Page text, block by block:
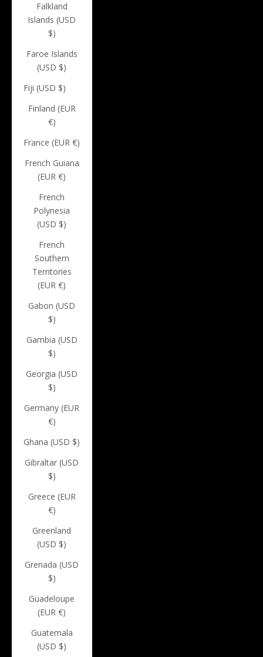
Falkland
Islands (USD
$)
Faroe Islands
(USD $)
Fiji (USD $)
Finland (EUR
€)
France (EUR €)
French Guiana
(EUR €)
French
Polynesia
(USD $)
French
Southern
Territories
(EUR €)
Gabon (USD
$)
Gambia (USD
$)
Georgia (USD
$)
Germany (EUR
€)
Ghana (USD $)
Gibraltar (USD
$)
Greece (EUR
€)
Greenland
(USD $)
Grenada (USD
$)
Guadeloupe
(EUR €)
Guatemala
(USD $)